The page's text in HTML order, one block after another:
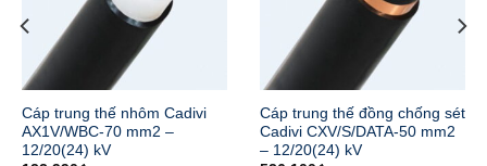
Cáp trung thế nhôm Cadivi
AX1V/WBC-70 mm2 –
12/20(24) kV
Cáp trung thế đồng chống sét
Cadivi CXV/S/DATA-50 mm2
– 12/20(24) kV